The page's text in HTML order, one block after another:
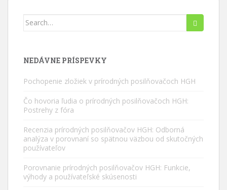
Hľadať:
NEDÁVNE PRÍSPEVKY
Pochopenie zložiek v prírodných posilňovačoch HGH
Čo hovoria ľudia o prírodných posilňovačoch HGH:
Postrehy z fóra
Recenzia prírodných posilňovačov HGH: Odborná
analýza v porovnaní so spätnou väzbou od skutočných
používateľov
Porovnanie prírodných posilňovačov HGH: Funkcie,
výhody a používateľské skúsenosti